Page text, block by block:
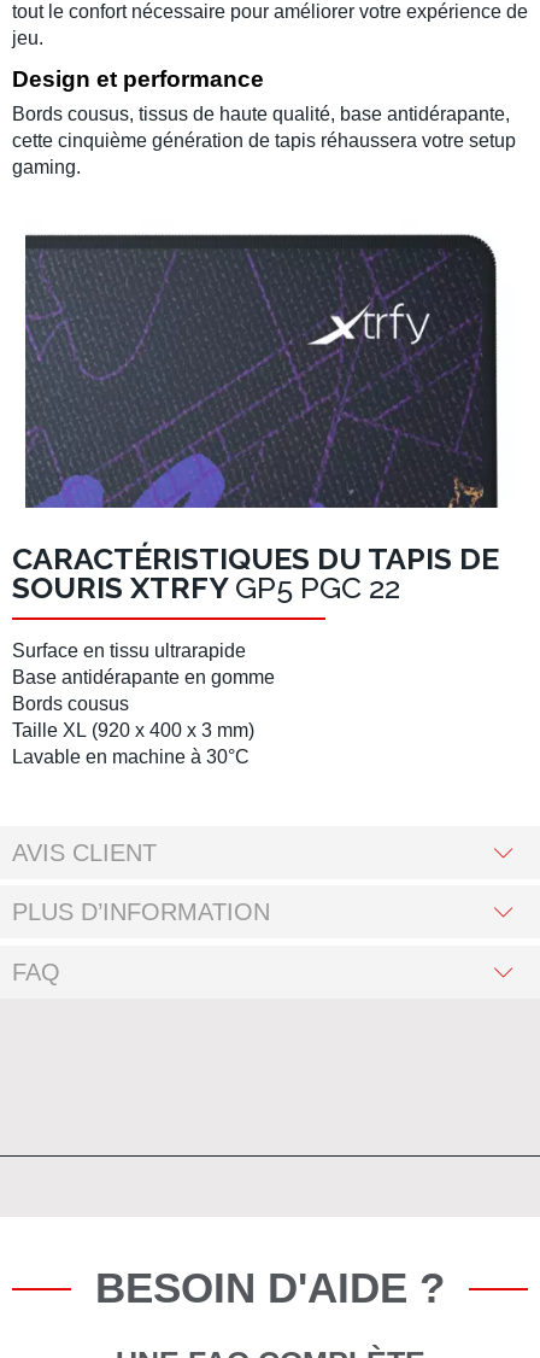
tout le confort nécessaire pour améliorer votre expérience de
jeu.
Design et performance
Bords cousus, tissus de haute qualité, base antidérapante,
cette cinquième génération de tapis réhaussera votre setup
gaming.
CARACTÉRISTIQUES DU TAPIS DE
SOURIS XTRFY GP5 PGC 22
Surface en tissu ultrarapide
Base antidérapante en gomme
Bords cousus
Taille XL (920 x 400 x 3 mm)
Lavable en machine à 30°C
AVIS CLIENT
PLUS D’INFORMATION
FAQ
BESOIN D'AIDE ?